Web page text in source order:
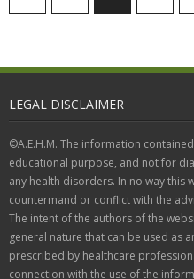
LEGAL DISCLAIMER
©A.E.H.M. The information
educational purpose, and not for
any health disorders. In no way this
countermand or conflict with the
The intent of the authors of the
general nature that can be used as
prescribed by healthcare
connection with the use of the